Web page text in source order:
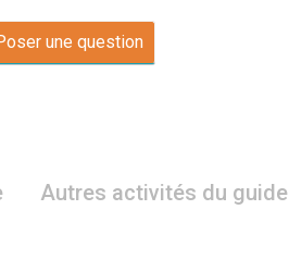
une question
Autres activités du guide